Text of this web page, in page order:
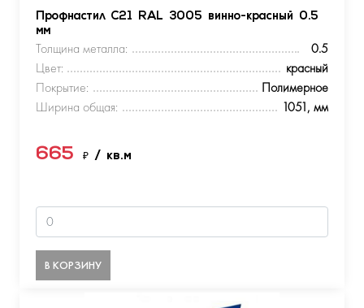
Профнастил С21 RAL 3005 винно-красный 0.5
мм
Толщина металла:
0.5
Цвет:
красный
Покрытие:
Полимерное
Ширина общая:
1051, мм
665 ₽ / кв.м
В КОРЗИНУ